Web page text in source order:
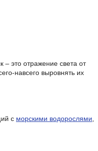
– это отражение света от
навсего выровнять их
с морскими водорослями